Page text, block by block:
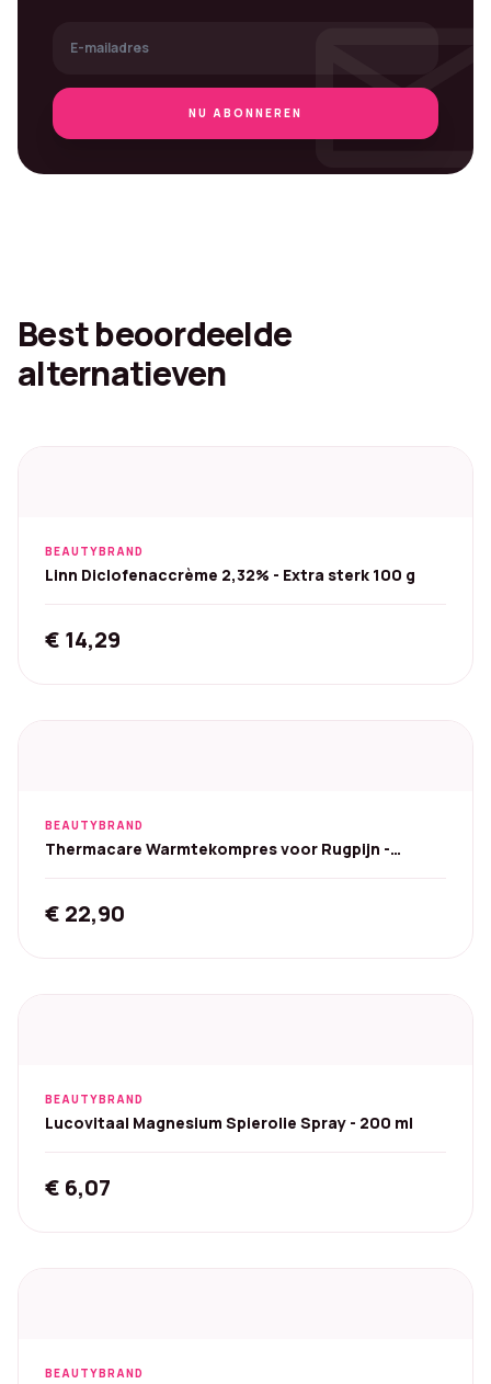
NU ABONNEREN
Best beoordeelde
alternatieven
BEAUTYBRAND
Linn Diclofenaccrème 2,32% - Extra sterk 100 g
€ 14,29
BEAUTYBRAND
Thermacare Warmtekompres voor Rugpijn -
€ 22,90
BEAUTYBRAND
Lucovitaal Magnesium Spierolie Spray - 200 ml
€ 6,07
BEAUTYBRAND